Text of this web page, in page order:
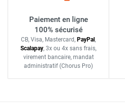
Paiement en ligne
100% sécurisé
CB, Visa, Mastercard, PayPal ,
Scalapay, 3x ou 4x sans frais,
virement bancaire, mandat
administratif (Chorus Pro)